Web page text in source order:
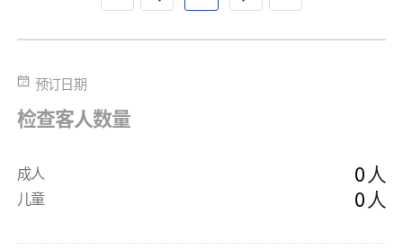
预订日期
检查客人数量
成人 人
儿童 人